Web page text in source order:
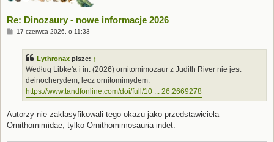
Re: Dinozaury - nowe informacje 2026
P17 czerwca 2026, o 11:33
Lythronax pisze: ↑
Według Libke'a i in. (2026) ornitomimozaur z Judith River nie jest
deinocherydem, lecz ornitomimydem.
https://www.tandfonline.com/doi/full/10 ... 26.2669278
Autorzy nie zaklasyfikowali tego okazu jako przedstawiciela
Ornithomimidae, tylko Ornithomimosauria indet.